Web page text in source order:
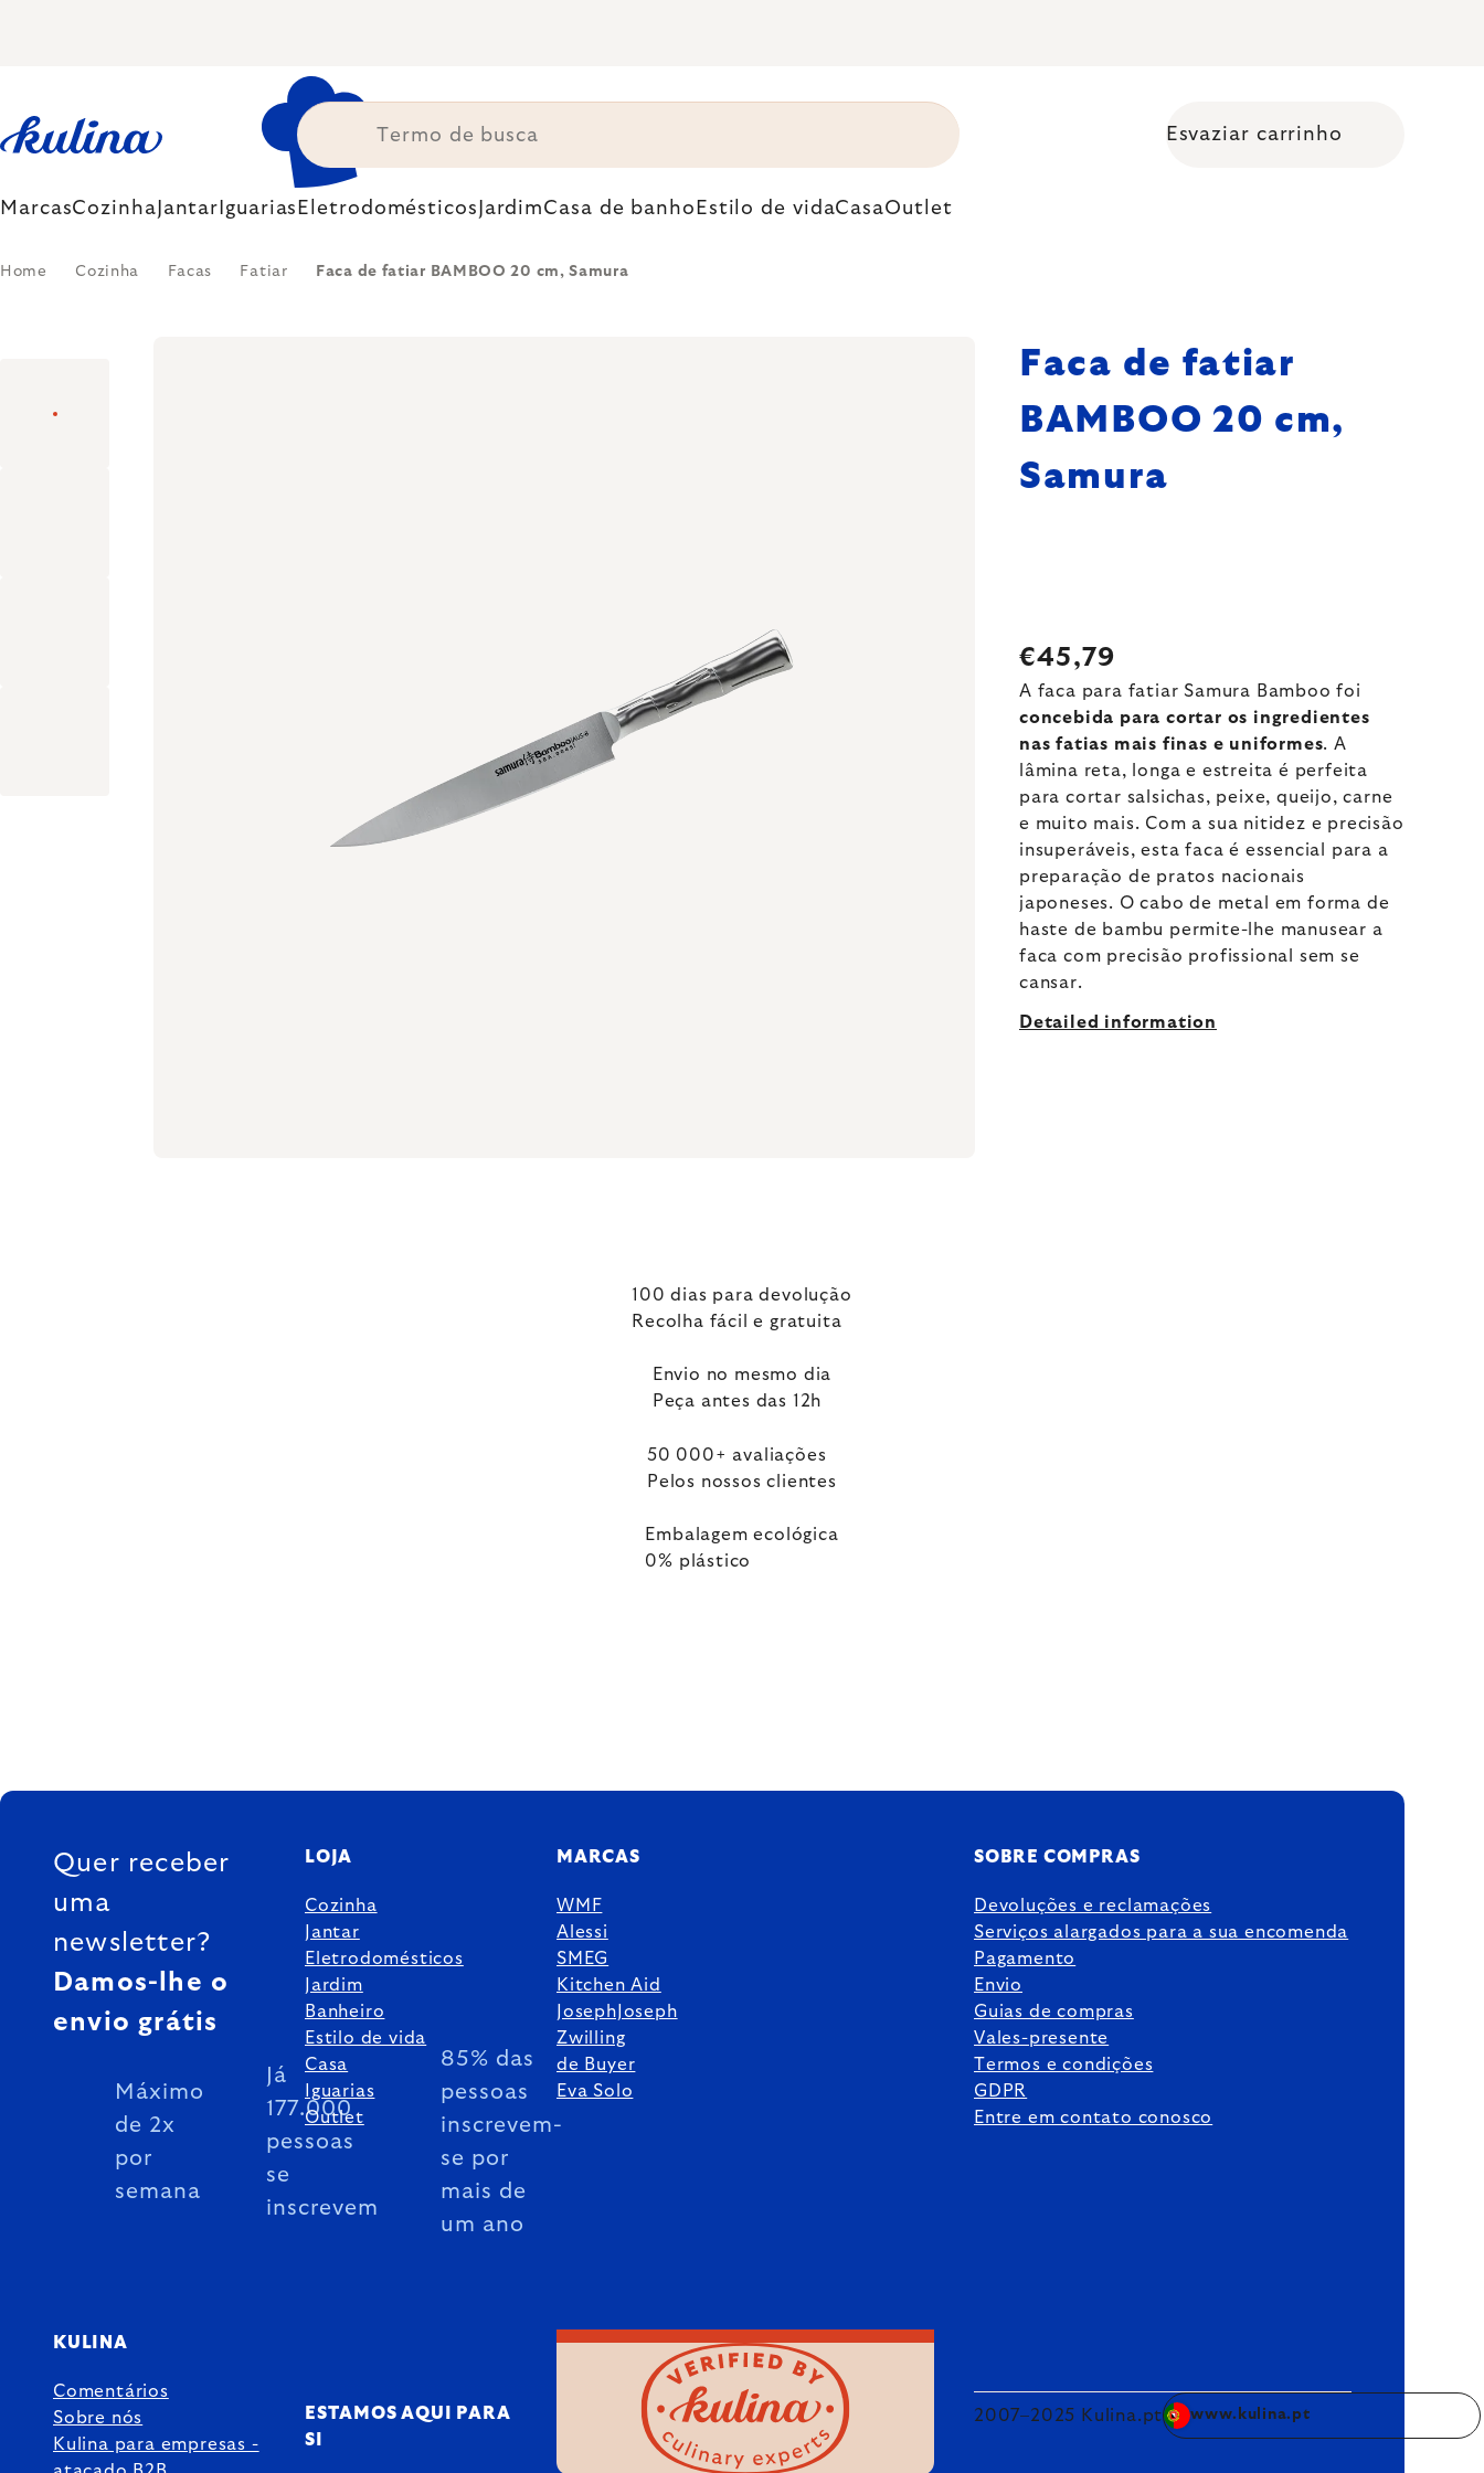
Esvaziar carrinho
MarcasCozinha Jantar Iguarias Eletrodomésticos JardimCasa de banho Estilo de vidaCasaOutlet
Home Cozinha Facas Fatiar Faca de fatiar BAMBOO 20 cm, Samura
Faca de fatiar
BAMBOO 20 cm,
Samura
€45,79
A faca para fatiar Samura Bamboo foi
concebida para cortar os ingredientes
nas fatias mais finas e uniformes. A
lâmina reta, longa e estreita é perfeita
para cortar salsichas, peixe, queijo, carne
e muito mais. Com a sua nitidez e precisão
insuperáveis, esta faca é essencial para a
preparação de pratos nacionais
japoneses. O cabo de metal em forma de
haste de bambu permite-lhe manusear a
faca com precisão profissional sem se
cansar.
Detailed information
100 dias para devolução
Recolha fácil e gratuita
Envio no mesmo dia
Peça antes das 12h
50 000+ avaliações
Pelos nossos clientes
Embalagem ecológica
0% plástico
FOOTER
Quer receber
uma
newsletter?
Damos-lhe o
envio grátis
Máximo
de 2x
por
semana
Já
177.000
pessoas
se
inscrevem
85% das
pessoas
inscrevem-
se por
mais de
um ano
LOJA
Cozinha
Jantar
Eletrodomésticos
Jardim
Banheiro
Estilo de vida
Casa
Iguarias
Outlet
MARCAS
WMF
Alessi
SMEG
Kitchen Aid
JosephJoseph
Zwilling
de Buyer
Eva Solo
SOBRE COMPRAS
Devoluções e reclamações
Serviços alargados para a sua encomenda
Pagamento
Envio
Guias de compras
Vales-presente
Termos e condições
GDPR
Entre em contato conosco
KULINA
Comentários
Sobre nós
Kulina para empresas -
ESTAMOS AQUI PARA
SI
2007–2025 Kulina.pt www.kulina.pt